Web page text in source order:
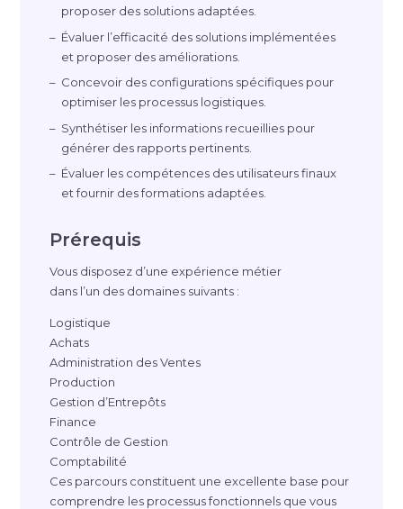
proposer des solutions adaptées.
Évaluer l’efficacité des solutions implémentées
et proposer des améliorations.
Concevoir des configurations spécifiques pour
optimiser les processus logistiques.
Synthétiser les informations recueillies pour
générer des rapports pertinents.
Évaluer les compétences des utilisateurs finaux
et fournir des formations adaptées.
Prérequis
Vous disposez d’une expérience métier
dans l’un des domaines suivants :
Logistique
Achats
Administration des Ventes
Production
Gestion d’Entrepôts
Finance
Contrôle de Gestion
Comptabilité
Ces parcours constituent une excellente base pour
comprendre les processus fonctionnels que vous